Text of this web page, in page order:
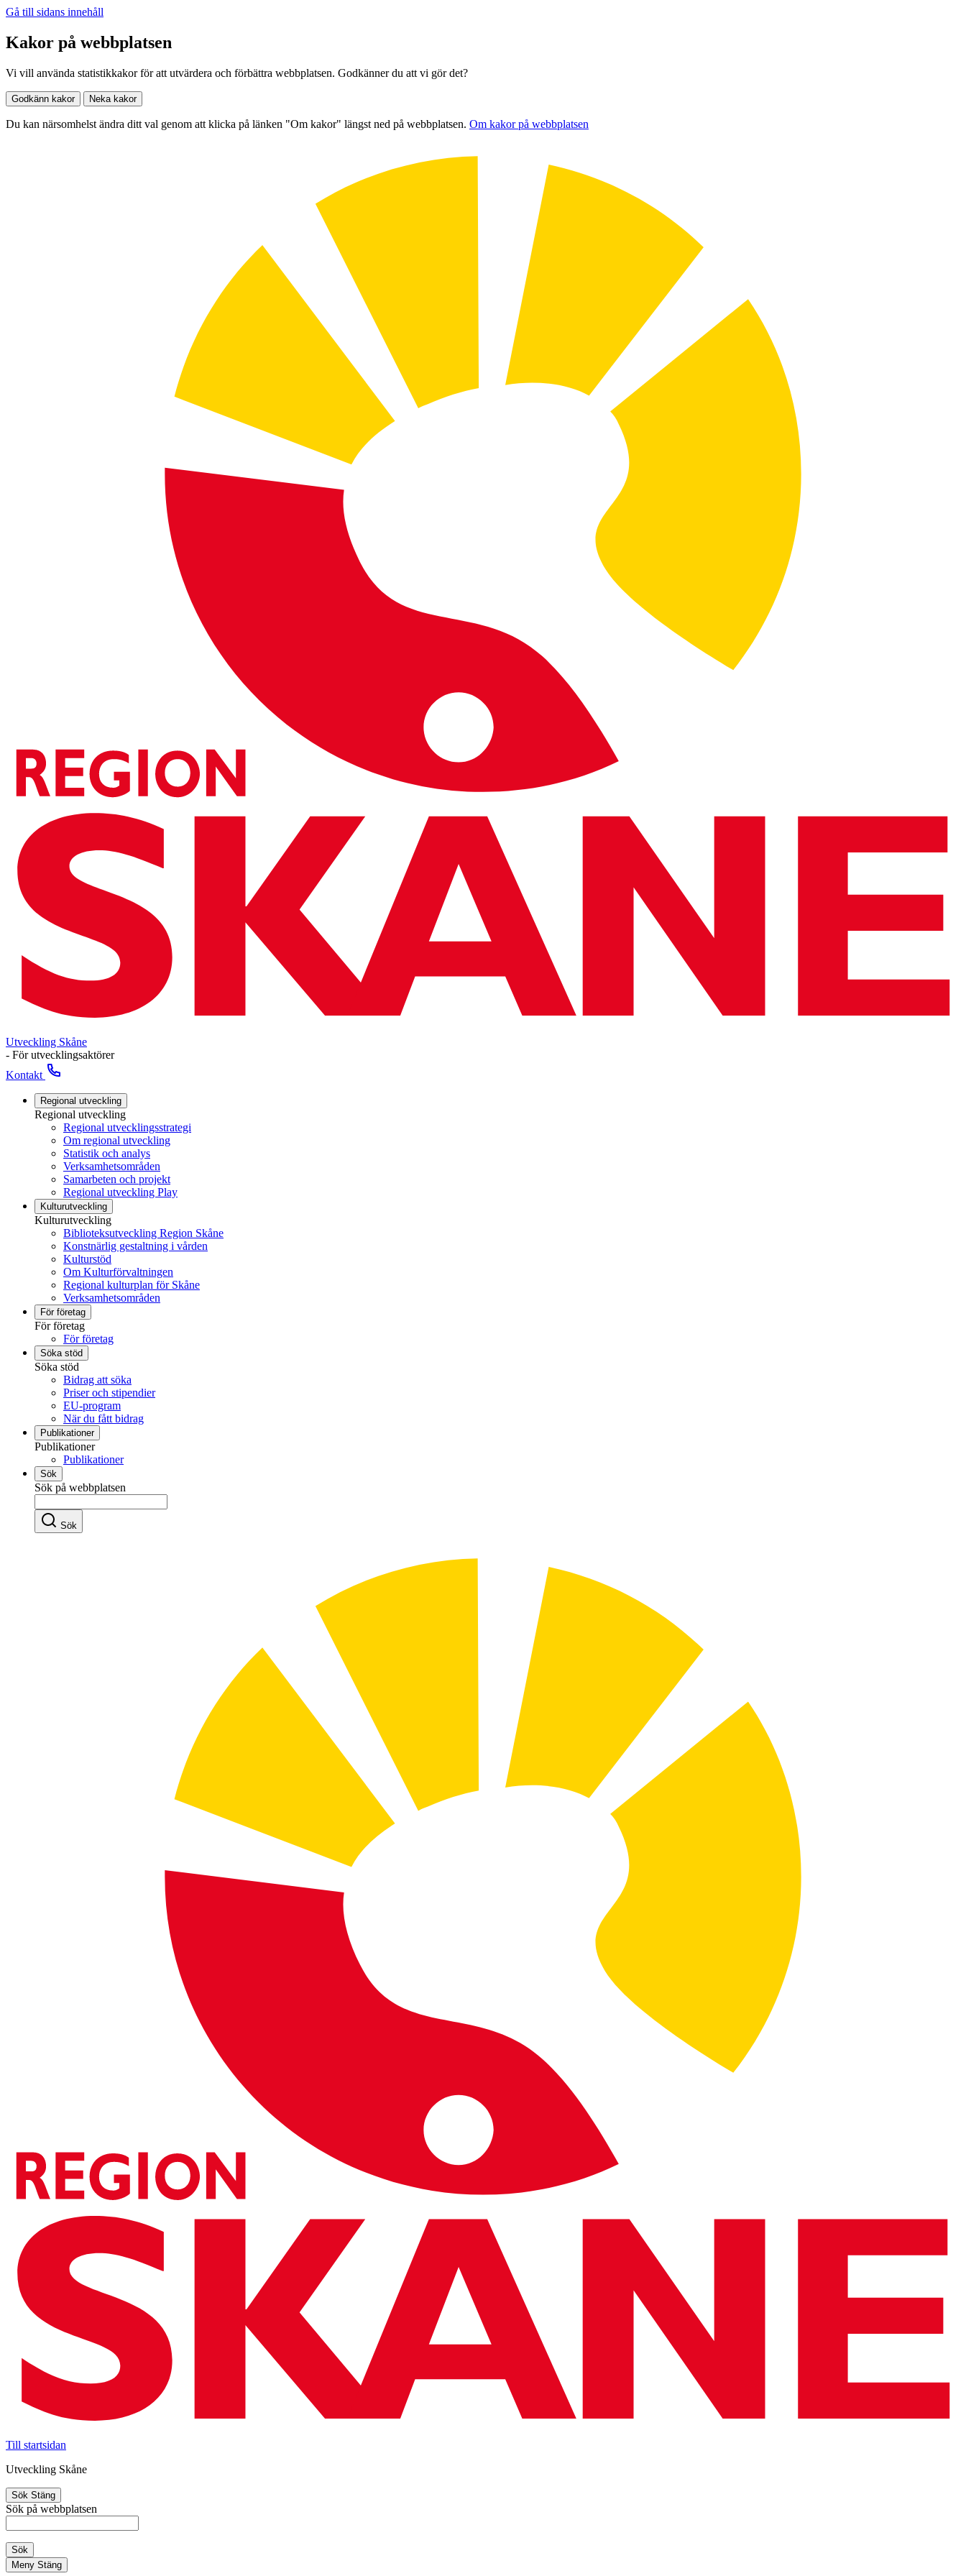
Gå till sidans innehåll
Kakor på webbplatsen
Vi vill använda statistikkakor för att utvärdera och förbättra webbplatsen. Godkänner du att vi gör det?
Godkänn kakor Neka kakor
Du kan närsomhelst ändra ditt val genom att klicka på länken "Om kakor" längst ned på webbplatsen. Om kakor på webbplatsen
Utveckling Skåne
- För utvecklingsaktörer
Kontakt
Regional utveckling
Regional utveckling
Regional utvecklingsstrategi
Om regional utveckling
Statistik och analys
Verksamhetsområden
Samarbeten och projekt
Regional utveckling Play
Kulturutveckling
Kulturutveckling
Biblioteksutveckling Region Skåne
Konstnärlig gestaltning i vården
Kulturstöd
Om Kulturförvaltningen
Regional kulturplan för Skåne
Verksamhetsområden
För företag
För företag
För företag
Söka stöd
Söka stöd
Bidrag att söka
Priser och stipendier
EU-program
När du fått bidrag
Publikationer
Publikationer
Publikationer
Sök
Sök på webbplatsen
Sök
Till startsidan
Utveckling Skåne
Sök Stäng
Sök på webbplatsen
Sök
Meny Stäng